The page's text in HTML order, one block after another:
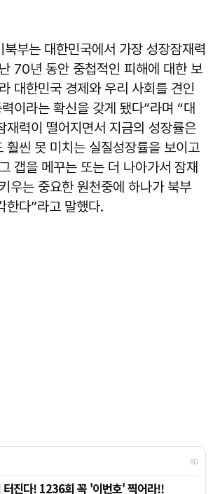
북부는 대한민국에서 가장 성장잠재력
70년 동안 중첩적인 피해에 대한 보
대한민국 경제와 우리 사회를 견인
이라는 확신을 갖게 됐다”라며 “대
재력이 떨어지면서 지금의 성장률은
훨씬 못 미치는 실질성장률을 보이고
갭을 메꾸는 또는 더 나아가서 잠재
우는 중요한 원천중에 하나가 북부
한다”라고 말했다.